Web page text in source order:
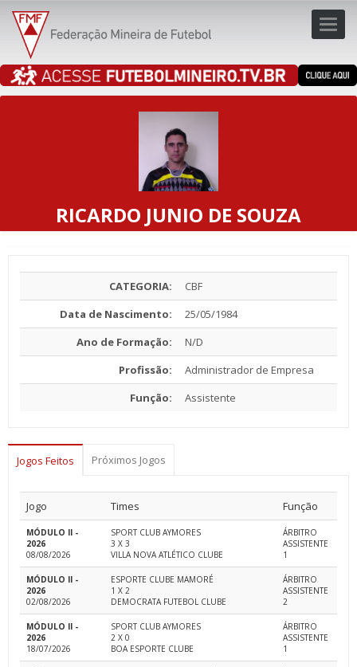
RICARDO JUNIO DE SOUZA
CATEGORIA:
CBF
Data de Nascimento:
25/05/1984
Ano de Formação:
N/D
Profissão:
Administrador de Empresa
Função:
Assistente
Jogos Feitos Próximos Jogos
Jogo Times Função
MÓDULO II -
2026
08/08/2026
SPORT CLUB AYMORES
3 X 3
VILLA NOVA ATLÉTICO CLUBE
ÁRBITRO
ASSISTENTE
1
MÓDULO II -
2026
02/08/2026
ESPORTE CLUBE MAMORÉ
1 X 2
DEMOCRATA FUTEBOL CLUBE
ÁRBITRO
ASSISTENTE
2
MÓDULO II -
2026
18/07/2026
SPORT CLUB AYMORES
2 X 0
BOA ESPORTE CLUBE
ÁRBITRO
ASSISTENTE
1